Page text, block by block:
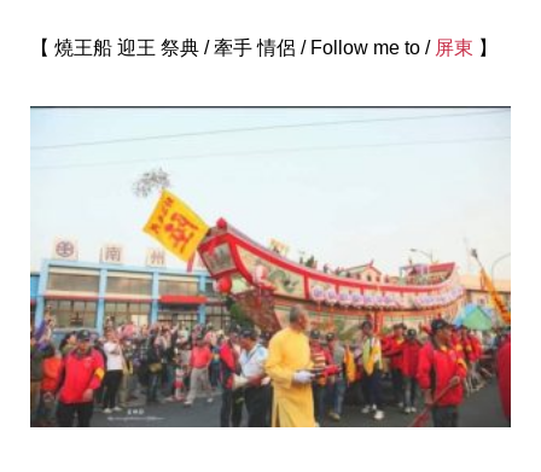
【 燒王船 迎王 祭典 / 牽手 情侶 / Follow me to / 屏東 】